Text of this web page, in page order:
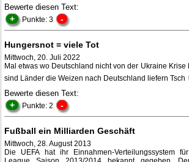
Bewerte diesen Text:
+ Punkte: 3 -
Hungersnot = viele Tot
Mittwoch, 20. Juli 2022
Mal etwas wo Deutschland nicht von der Ukraine Krise
sind Länder die Weizen nach Deutschland liefern Tsch
Bewerte diesen Text:
+ Punkte: 2 -
Fußball ein Milliarden Geschäft
Mittwoch, 28. August 2013
Die UEFA hat ihr Einnahmen-Verteilungssystem